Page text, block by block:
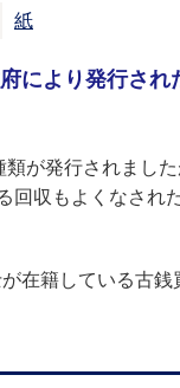
紙
により発行され
が発行されまし
収もよくなされた
在籍している古銭